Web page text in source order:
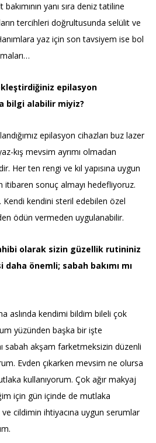
yanı sıra deniz tatiline
tercihleri doğrultusunda selülit ve
yaz için son tavsiyem ise bol
epilasyon
bilgi alabilir miyiz?
epilasyon cihazları buz lazer
kış mevsim ayrımı olmadan
Her ten rengi ve kıl yapısına uygun
itibaren sonuç almayı hedefliyoruz.
Kendi kendini steril edebilen özel
ödün vermeden uygulanabilir.
olarak sizin güzellik rutininiz
önemli; sabah bakımı mı
aslında kendimi bildim bileli çok
yüzünden başka bir işte
sabah akşam farketmeksizin düzenli
Evden çıkarken mevsim ne olursa
kullanıyorum. Çok ağır makyaj
için gün içinde de mutlaka
cildimin ihtiyacına uygun serumlar